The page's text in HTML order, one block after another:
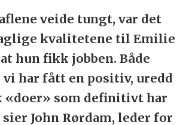
veide tungt, var det
kvalitetene til Emilie
hun fikk jobben. Både
vi har fått en positiv, uredd
«doer» som definitivt har
John Rørdam, leder for